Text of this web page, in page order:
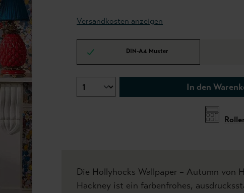
Versandkosten anzeigen
DIN-A4 Muster
In den
Die Hollyhocks Wallpaper – Autumn von
Hackney ist ein farbenfrohes,